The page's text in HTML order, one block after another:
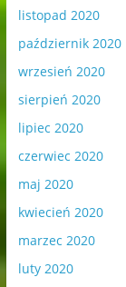
listopad 2020
październik 2020
wrzesień 2020
sierpień 2020
lipiec 2020
czerwiec 2020
maj 2020
kwiecień 2020
marzec 2020
luty 2020